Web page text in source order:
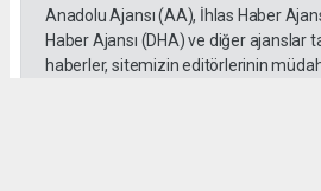
Anadolu Ajansı (AA), İhlas Haber
Haber Ajansı (DHA) ve diğer ajanslar
haberler, sitemizin editörlerinin